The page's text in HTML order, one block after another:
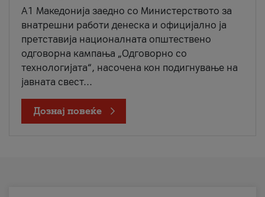
A1 Македонија заедно со Министерството за
внатрешни работи денеска и официјално ја
претставија националната општествено
одговорна кампања „Одговорно со
технологијата“, насочена кон подигнување на
јавната свест...
Дознај повеќе